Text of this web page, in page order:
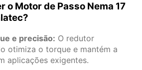
o Motor de Passo Nema 17
e precisão: O redutor
otimiza o torque e mantém a
aplicações exigentes.